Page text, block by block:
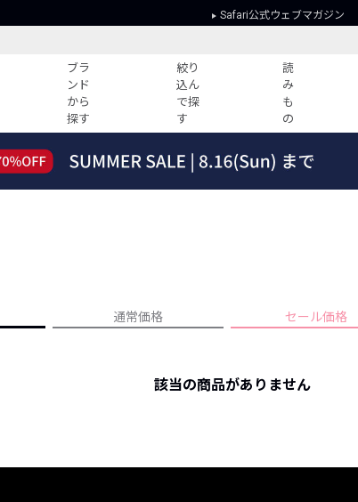
Safari公式ウェブマガジン
ブラ
ンド
から
探す
絞り
込ん
で探
す
読
み
も
の
すべての記事
人気記事ランキング
フォーカスブランド
プライバシーポリ
通常価格 セール価格
該当の商品がありません